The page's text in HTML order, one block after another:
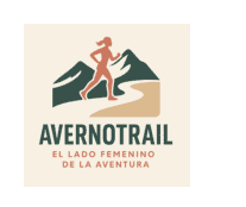
contenido